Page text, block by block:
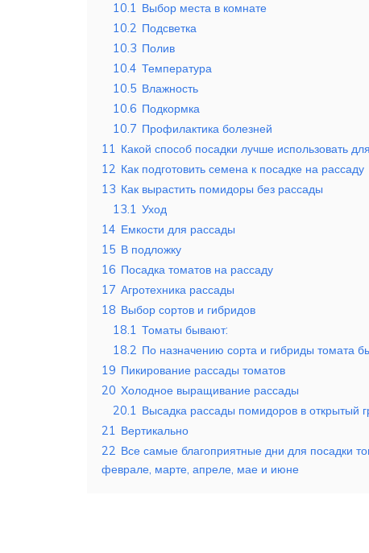
10.1 Выбор места в комнате
10.2 Подсветка
10.3 Полив
10.4 Температура
10.5 Влажность
10.6 Подкормка
10.7 Профилактика болезней
11 Какой способ посадки лучше использовать
12 Как подготовить семена к посадке на рассаду
13 Как вырастить помидоры без рассады
13.1 Уход
14 Емкости для рассады
15 В подложку
16 Посадка томатов на рассаду
17 Агротехника рассады
18 Выбор сортов и гибридов
18.1 Томаты бывают:
18.2 По назначению сорта и гибриды томата
19 Пикирование рассады томатов
20 Холодное выращивание рассады
20.1 Высадка рассады помидоров в открытый
21 Вертикально
22 Все самые благоприятные дни для посадки
феврале, марте, апреле, мае и июне